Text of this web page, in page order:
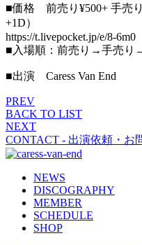
■価格 前売り¥500+ 手売
+1D）
https://t.livepocket.jp/e/8-6m0
■入場順：前売り→手売り
■出演 Caress Van End
PREV
BACK TO LIST
NEXT
CONTACT - 出演依頼・お
NEWS
DISCOGRAPHY
MEMBER
SCHEDULE
SHOP